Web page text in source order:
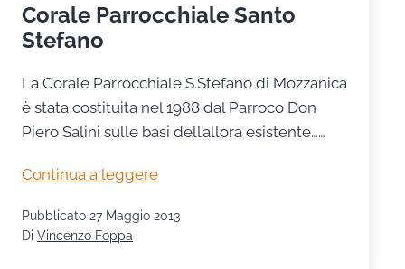
Corale Parrocchiale Santo
Stefano
La Corale Parrocchiale S.Stefano di Mozzanica
è stata costituita nel 1988 dal Parroco Don
Piero Salini sulle basi dell’allora esistente……
Continua a leggereCorale
Santo
Pubblicato 27 Maggio 2013
Di Vincenzo Foppa